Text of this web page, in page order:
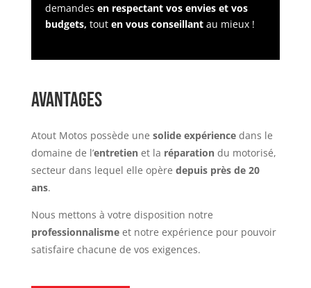
demandes en respectant vos envies et vos
budgets, tout en vous conseillant au mieux !
Avantages
Atout Motos possède une solide expériencedans le
domaine de l’entretienet la réparation du motorisé,
secteur dans lequel elle opère depuis près de 20
ans.
Nous mettons à votre disposition notre
professionnalisme et notre expérience pour pouvoir
satisfaire chacune de vos exigences.